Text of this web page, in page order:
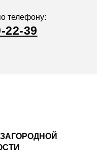
телефону:
22-39